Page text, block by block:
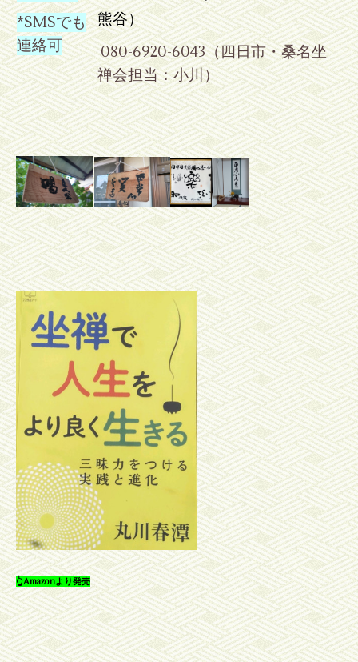
*SMSでも
連絡可
熊谷）
080-6920-6043（四日市・桑名坐
禅会担当：小川）
👆Amazonより発売